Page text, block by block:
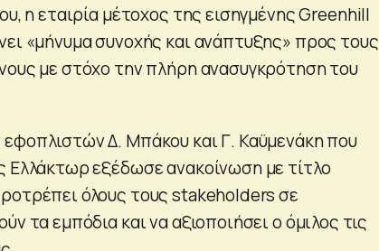
η εταιρία μέτοχος της εισηγμένης Greenhill
«μήνυμα συνοχής και ανάπτυξης» προς τους
με στόχο την πλήρη ανασυγκρότηση του
Δ. Μπάκου και Γ. Καϋμενάκη που
Ελλάκτωρ εξέδωσε ανακοίνωση με τίτλο
όλους τους stakeholders σε
τα εμπόδια και να αξιοποιήσει ο όμιλος τις